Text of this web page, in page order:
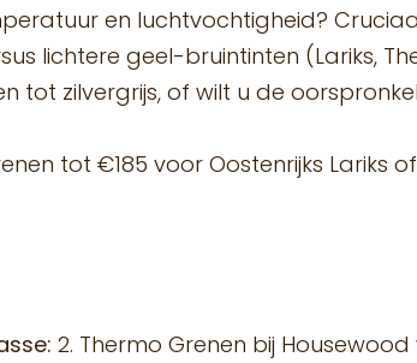
en luchtvochtigheid?
lichtere geel-bruintinten (Lariks,
tot zilvergrijs, of wilt u de
tot €185 voor Oostenrijks Lariks
2. Thermo Grenen bij